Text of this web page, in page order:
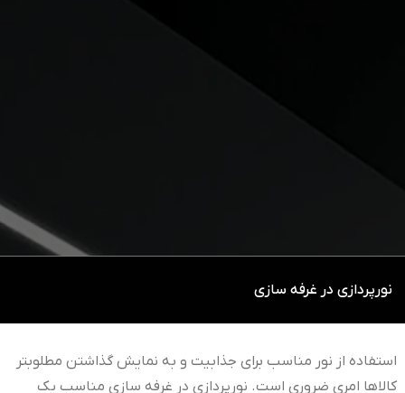
نورپردازی در غرفه سازی
استفاده از نور مناسب برای جذابیت و به نمایش گذاشتن مطلوبتر
کالاها امری ضروری است. نورپردازی در غرفه سازی مناسب یک